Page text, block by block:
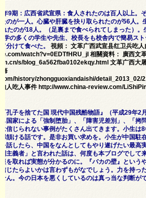
9期：広西省武宣県：食人されたのは百人以上。
のが一人。心臓や肝臓を抉り取られたのが56人。
たのが18人。（足裏まで食べられてしまった）。
学の多くの学生や先生、校長をも校舎内で簡易スト
分けて食べた。
視頻： 文革广西武宣县红卫兵吃人
watch?v=0EDTfHRU_jI 相關資料： 廣西文
s/blog_6a562fba0102ekqy.html 文革广西大
悔
history/zhongguoxiandaishi/detail_2013_02/
人吃人事件 http://www.china-review.com/
孔子を捨てた国 現代中国残酷物語』（平成29年2
国家による「強制堕胎」、「障害児差別」、「拷
信じられない事例がたくさん出てきます。小生は
頷ける話です。是非お買い求めを。小生が中国駐
話したら、中国をなんとしてもやり遂げたい最高
主義者」と言われた話は、何度も本ブログでして
を取れば実態が分かるのに。『バカの壁』という
じたらよいかは言わずもがなでしょう。力を持っ
ん。今の日本を悪くしているのは真っ当な判断が